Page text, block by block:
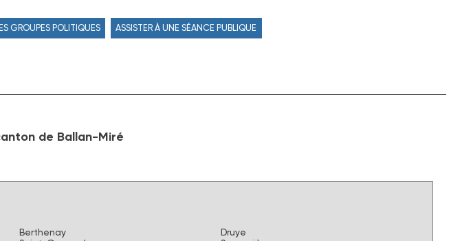
GROUPES POLITIQUES ASSISTER À UNE SÉANCE PUBLIQUE
de Ballan-Miré
Berthenay
Druye